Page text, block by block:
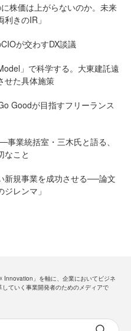
株価は上がらないのか。未来
きのIR」
が交わすDX談議
」で科学する。大東建託遠
せた具体施策
Goodが目指すフリーランス
業統括室・三木氏と語る、
なこと
新規事業を成功させる──論文
レンマ」
Innovation」を軸に、企業においてビジネ
していく事業開発者のためのメディアで